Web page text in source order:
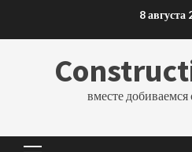
8 августа
вместе